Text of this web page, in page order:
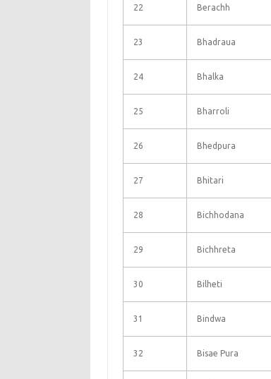
22 Berachh
23 Bhadraua
24 Bhalka
25 Bharroli
26 Bhedpura
27 Bhitari
28 Bichhodana
29 Bichhreta
30 Bilheti
31 Bindwa
32 Bisae Pura